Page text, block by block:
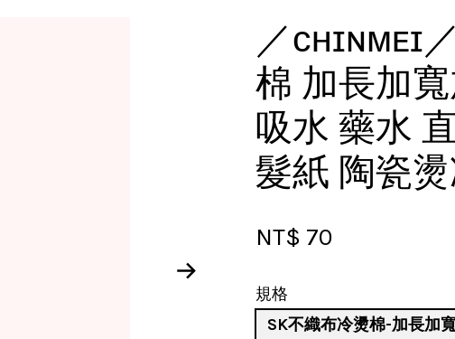
／ᴄʜɪɴᴍᴇɪ
棉 加長加
吸水 藥水
髮紙 陶瓷
NT$ 70
規格
SK不織布冷燙棉-加長加